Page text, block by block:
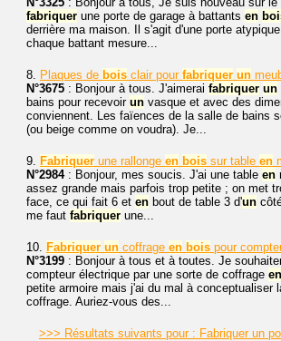
fabriquer une porte de garage à battants en
derrière ma maison. Il s'agit d'une porte
chaque battant mesure...
8. Plaques de bois clair pour fabriquer un
N°3675 : Bonjour à tous. J'aimerai fabriquer un
bains pour recevoir un vasque et avec des
conviennent. Les faïences de la salle de bains
(ou beige comme on voudra). Je...
9. Fabriquer une rallonge en bois sur table en
N°2984: Bonjour, mes soucis. J'ai une table en
assez grande mais parfois trop petite ; on met
face, ce qui fait 6 et en bout de table 3 d'un
me faut fabriquer une...
10. Fabriquer un coffrage en bois pour
N°3199 : Bonjour à tous et à toutes. Je
compteur électrique par une sorte de coffrage en
petite armoire mais j'ai du mal à conceptualiser
coffrage. Auriez-vous des...
>>> Résultats suivants pour : Fabriquer un